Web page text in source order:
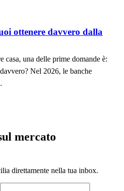
ottenere davvero dalla
casa, una delle prime domande è:
Nel 2026, le banche
mercato
direttamente nella tua inbox.